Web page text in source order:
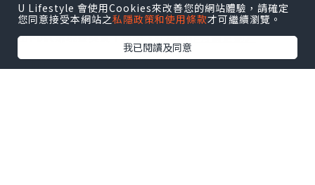
【 U Creator 招募 】
出Post賺現金獎賞 l登記《社群創作有價企劃》
【 睇Post + 參加品牌活動 】
U Lifestyle 會使用Cookies來改善您的網站體驗，請確定
您同意接受本網站之私隱政策和使用條款才可繼續瀏覽。
我已閱讀及同意